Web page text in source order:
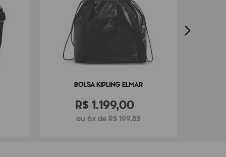
BOLSA KIPLING ELMAR
R$1.199,00
ou 6x de R$ 199,83